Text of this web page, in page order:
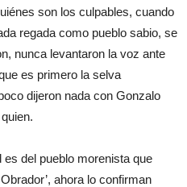
son los culpables, cuando
regada como pueblo sabio, se
nunca levantaron la voz ante
es primero la selva
dijeron nada con Gonzalo
es del pueblo morenista que
ahora lo confirman